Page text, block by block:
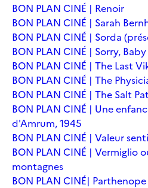
BON PLAN CINÉ | Renoir
BON PLAN CINÉ | Sarah
BON PLAN CINÉ | Sorda
BON PLAN CINÉ | Sorry, Baby
BON PLAN CINÉ | The Last
BON PLAN CINÉ | The
BON PLAN CINÉ | The Salt
BON PLAN CINÉ | Une
d'Amrum, 1945
BON PLAN CINÉ | Valeur
BON PLAN CINÉ | Vermiglio
montagnes
BON PLAN CINÉ| Parthenope